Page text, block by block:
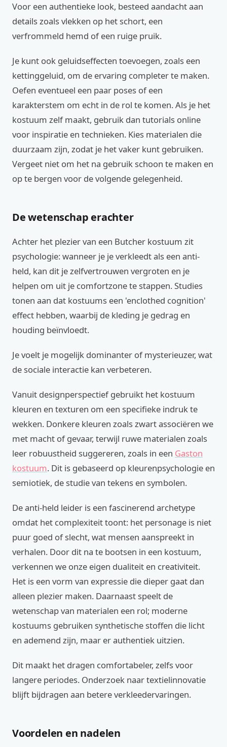
Voor een authentieke look, besteed aandacht aan
details zoals vlekken op het schort, een
verfrommeld hemd of een ruige pruik.
Je kunt ook geluidseffecten toevoegen, zoals een
kettinggeluid, om de ervaring completer te maken.
Oefen eventueel een paar poses of een
karakterstem om echt in de rol te komen. Als je het
kostuum zelf maakt, gebruik dan tutorials online
voor inspiratie en technieken. Kies materialen die
duurzaam zijn, zodat je het vaker kunt gebruiken.
Vergeet niet om het na gebruik schoon te maken en
op te bergen voor de volgende gelegenheid.
De wetenschap erachter
Achter het plezier van een Butcher kostuum zit
psychologie: wanneer je je verkleedt als een anti-
held, kan dit je zelfvertrouwen vergroten en je
helpen om uit je comfortzone te stappen. Studies
tonen aan dat kostuums een 'enclothed cognition'
effect hebben, waarbij de kleding je gedrag en
houding beïnvloedt.
Je voelt je mogelijk dominanter of mysterieuzer, wat
de sociale interactie kan verbeteren.
Vanuit designperspectief gebruikt het kostuum
kleuren en texturen om een specifieke indruk te
wekken. Donkere kleuren zoals zwart associëren we
met macht of gevaar, terwijl ruwe materialen zoals
leer robuustheid suggereren, zoals in een Gaston
kostuum. Dit is gebaseerd op kleurenpsychologie en
semiotiek, de studie van tekens en symbolen.
De anti-held leider is een fascinerend archetype
omdat het complexiteit toont: het personage is niet
puur goed of slecht, wat mensen aanspreekt in
verhalen. Door dit na te bootsen in een kostuum,
verkennen we onze eigen dualiteit en creativiteit.
Het is een vorm van expressie die dieper gaat dan
alleen plezier maken. Daarnaast speelt de
wetenschap van materialen een rol; moderne
kostuums gebruiken synthetische stoffen die licht
en ademend zijn, maar er authentiek uitzien.
Dit maakt het dragen comfortabeler, zelfs voor
langere periodes. Onderzoek naar textielinnovatie
blijft bijdragen aan betere verkleedervaringen.
Voordelen en nadelen